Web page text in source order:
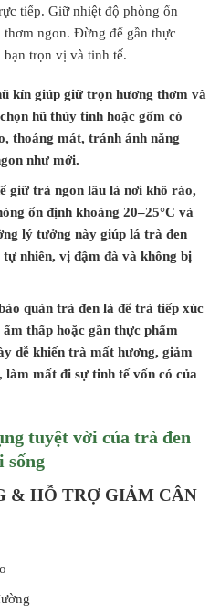
tiếp. Giữ nhiệt độ phòng ổn
ngon. Đừng để gần thực
bạn trọn vị và tinh tế.
kín giúp giữ trọn hương thơm và
hũ thủy tinh hoặc gốm có
thoáng mát, tránh ánh nắng
như mới.
giữ trà ngon lâu là nơi khô ráo,
ổn định khoảng 20–25°C và
lý tưởng này giúp lá trà đen
nhiên, vị đậm đà và không bị
quản trà đen là để trà tiếp xúc
thấp hoặc gần thực phẩm
dễ khiến trà mất hương, giảm
làm mất đi sự tinh tế vốn có của
tuyệt vời của trà đen
sống
& HỖ TRỢ GIẢM CÂN